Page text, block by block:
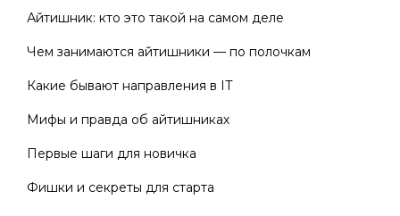
Айтишник: кто это такой на самом деле
Чем занимаются айтишники — по полочкам
Какие бывают направления в IT
Мифы и правда об айтишниках
Первые шаги для новичка
Фишки и секреты для старта